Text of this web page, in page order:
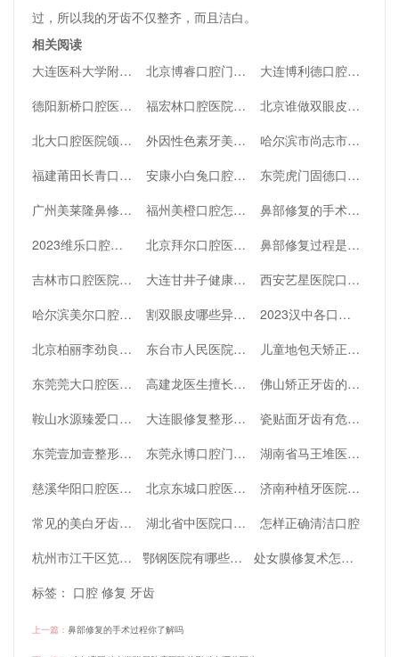
过，所以我的牙齿不仅整齐，而且洁白。
相关阅读
大连医科大学附属第一医院双眼皮修复怎么样，附双眼皮修复案例
北京博睿口腔门诊部怎么样？正规牙科口碑、坐诊医生资质简介
大连博利德口腔怎么样？医生介绍+擅长项目了解一下
德阳新桥口腔医院种植牙好吗？附医生资料
福宏林口腔医院是全国连锁的吗？医生？口碑简介及评价一览
北京谁做双眼皮修复好？附王太玲医生案例
北大口腔医院颌面外科谁比较厉害，深入了解一下
外因性色素牙美白几种方法
哈尔滨市尚志市人民医院口腔科如何？院内医生及口腔常识一览！
福建莆田长青口腔新涵店如何？医院简介、正畸技术在线测评
安康小白兔口腔医院怎么样？靠谱吗？医院口碑、资质及实力全部奉上
东莞虎门固德口腔好吗？深入了解一下
广州美莱隆鼻修复好不好
福州美橙口腔怎么样-做牙齿矫正案例+医生口碑分享!
鼻部修复的手术过程你了解吗
2023维乐口腔医院价目表更新，快来扒一扒
北京拜尔口腔医院效果怎么样，快来瞧一瞧
鼻部修复过程是怎么样
吉林市口腔医院种植科实力介绍
大连甘井子健康口腔医院怎么样？医生介绍，医院点评，地址一键全览
西安艺星医院口腔科牙齿矫正效果好不好
哈尔滨美尔口腔门诊部怎么样？附医生名单推荐、口碑赶紧收藏
割双眼皮哪些异常情况需要修复
2023汉中各口腔医院种植牙价格更新，快来看一看
北京柏丽李劲良医生鼻修复怎么样？技术水平、口碑点评一览！
东台市人民医院实力好吗
儿童地包天矫正牙齿会有什么改变
东莞莞大口腔医院怎么样？一起来看看
高建龙医生擅长什么？个人简介公开
佛山矫正牙齿的医院有哪些，壹加壹，春芽等实力在线
鞍山水源臻爱口腔门诊部怎么样？医生介绍、医院简介全新解读
大连眼修复整形医生刘志刚在哪个医院，深入了解一下
瓷贴面牙齿有危害吗
东莞壹加壹整形医院戴俊民医生如何？口碑介绍、资质点评！
东莞永博口腔门诊部技术行吗
湖南省马王堆医院口腔科实力介绍
慈溪华阳口腔医院技术怎么样
北京东城口腔医院怎么样？附医院详情
济南种植牙医院排名榜曝光，这些医院口碑好
常见的美白牙齿的方法有哪些
湖北省中医院口腔科人工种植牙效果好不好
怎样正确清洁口腔
杭州市江干区笕桥医院烧伤科实力介绍
鄂钢医院有哪些整形项目
处女膜修复术怎么样才能够保证成功
标签： 口腔 修复 牙齿
上一篇： 鼻部修复的手术过程你了解吗